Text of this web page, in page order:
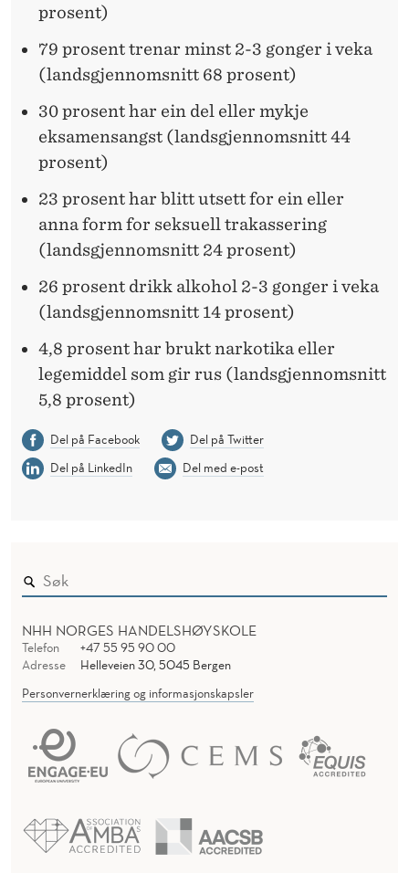
prosent)
79 prosent trenar minst 2-3 gonger i veka
(landsgjennomsnitt 68 prosent)
30 prosent har ein del eller mykje
eksamensangst (landsgjennomsnitt 44
prosent)
23 prosent har blitt utsett for ein eller
anna form for seksuell trakassering
(landsgjennomsnitt 24 prosent)
26 prosent drikk alkohol 2-3 gonger i veka
(landsgjennomsnitt 14 prosent)
4,8 prosent har brukt narkotika eller
legemiddel som gir rus (landsgjennomsnitt
5,8 prosent)
Del på Facebook
Del på Twitter
Del på LinkedIn
Del med e-post
NHH NORGES HANDELSHØYSKOLE
Telefon
+47 55 95 90 00
Adresse
Helleveien 30, 5045 Bergen
Personvernerklæring og informasjonskapsler